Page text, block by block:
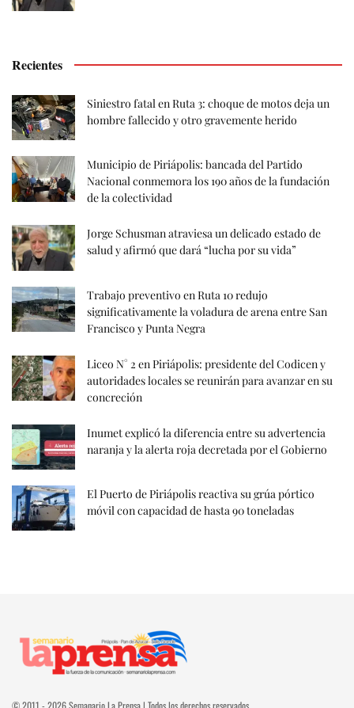
Recientes
Siniestro fatal en Ruta 3: choque de motos deja un
hombre fallecido y otro gravemente herido
Municipio de Piriápolis: bancada del Partido
Nacional conmemora los 190 años de la fundación
de la colectividad
Jorge Schusman atraviesa un delicado estado de
salud y afirmó que dará “lucha por su vida”
Trabajo preventivo en Ruta 10 redujo
significativamente la voladura de arena entre San
Francisco y Punta Negra
Liceo N° 2 en Piriápolis: presidente del Codicen y
autoridades locales se reunirán para avanzar en su
concreción
Inumet explicó la diferencia entre su advertencia
naranja y la alerta roja decretada por el Gobierno
El Puerto de Piriápolis reactiva su grúa pórtico
móvil con capacidad de hasta 90 toneladas
© 2011 - 2026 Semanario La Prensa | Todos los derechos reservados.